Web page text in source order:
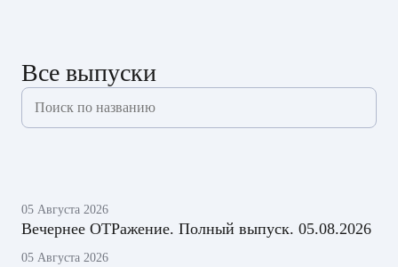
Все выпуски
05 Августа 2026
Вечернее ОТРажение. Полный выпуск. 05.08.2026
05 Августа 2026